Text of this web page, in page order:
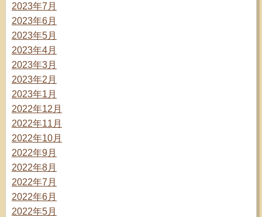
2023年7月
2023年6月
2023年5月
2023年4月
2023年3月
2023年2月
2023年1月
2022年12月
2022年11月
2022年10月
2022年9月
2022年8月
2022年7月
2022年6月
2022年5月